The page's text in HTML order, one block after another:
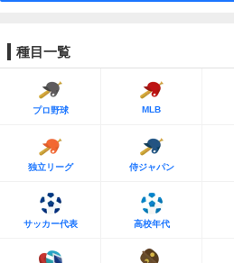
種目一覧
プロ野球 MLB
独立リーグ 侍ジャパン
サッカー代表 高校年代